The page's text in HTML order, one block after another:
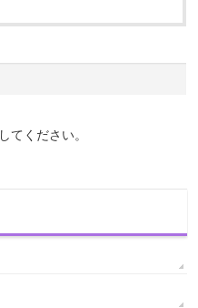
してください。